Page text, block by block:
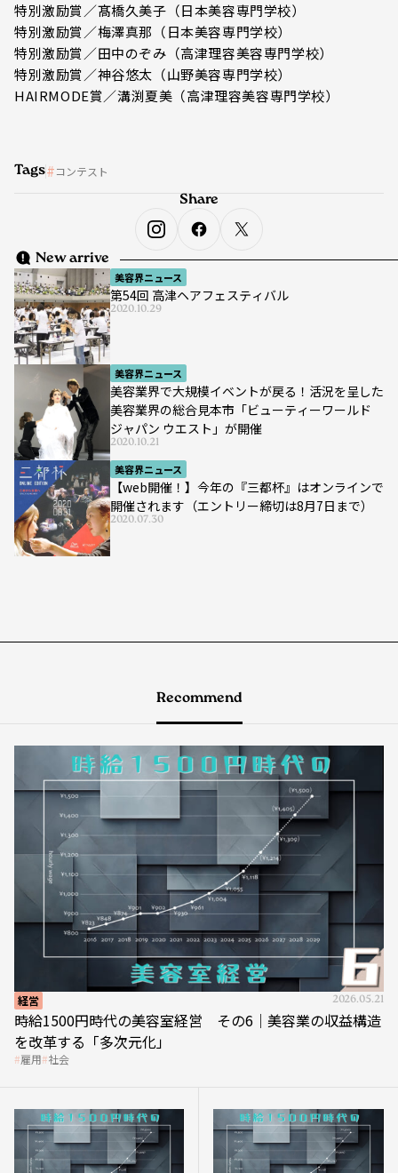
特別激励賞／髙橋久美子（日本美容専門学校）
特別激励賞／梅澤真那（日本美容専門学校）
特別激励賞／田中のぞみ（高津理容美容専門学校）
特別激励賞／神谷悠太（山野美容専門学校）
HAIRMODE賞／溝渕夏美（高津理容美容専門学校）
Tags コンテスト
New arrive
美容界ニュース
第54回 高津ヘアフェスティバル
2020.10.29
美容界ニュース
美容業界で大規模イベントが戻る！活況を呈した
美容業界の総合見本市「ビューティーワールド
ジャパン ウエスト」が開催
2020.10.21
美容界ニュース
【web開催！】今年の『三都杯』はオンラインで
開催されます（エントリー締切は8月7日まで）
2020.07.30
Share
Recommend
経営 2026.05.21
時給1500円時代の美容室経営 その6｜美容業の収益構造
を改革する「多次元化」
雇用 社会